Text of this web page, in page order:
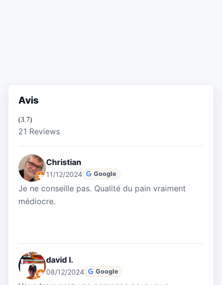
Avis
(3.7)
21 Reviews
Christian
11/12/2024 Google
Je ne conseille pas. Qualité du pain vraiment
médiocre.
david l.
08/12/2024 Google